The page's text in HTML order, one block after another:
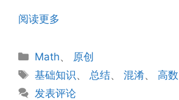
阅读更多
分
类
Math、 原创
标
签
基础知识、总结、混淆、高数
发表评论